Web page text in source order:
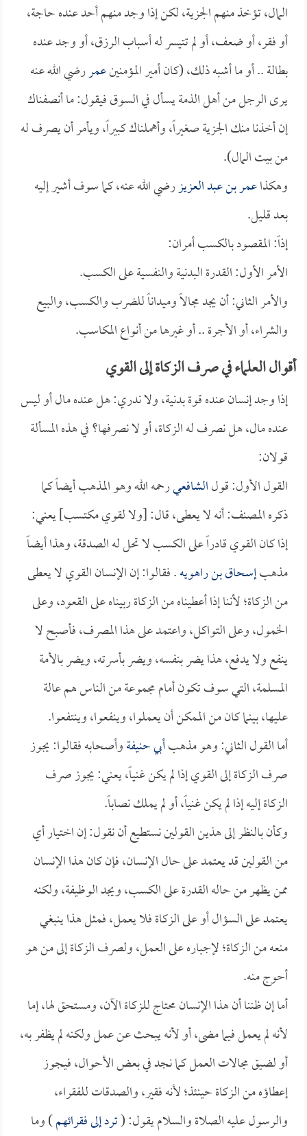
المال، تؤخذ منهم الجزية، لكن إذا وجد منهم أحد عنده حاجة،
أو فقر، أو ضعف، أو لم تتيسر له أسباب الرزق، أو وجد عنده
بطالة .. أو ما أشبه ذلك، (كان أمير المؤمنينعمررضي الله عنه
يرى الرجل من أهل الذمة يسأل في السوق فيقول: ما أنصفناك
إن أخذنا منك الجزية صغيراً، وأهملناك كبيراً، ويأمر أن يصرف له
من بيت المال).
وهكذاعمر بن عبد العزيزرضي الله عنه، كما سوف أشير إليه
بعد قليل.
إذاً: المقصود بالكسب أمران:
الأمر الأول: القدرة البدنية والنفسية على الكسب.
والأمر الثاني: أن يجد مجالاً وميداناً للضرب والكسب، والبيع
والشراء، أو الأجرة .. أو غيرها من أنواع المكاسب.
أقوال العلماء في صرف الزكاة إلى القوي
إذا وجد إنسان عنده قوة بدنية، ولا ندري: هل عنده مال أو ليس
عنده مال، هل نصرف له الزكاة، أو لا نصرفها؟ في هذه المسألة
قولان:
القول الأول: قولالشافعيرحمه الله وهو المذهب أيضاً كما
ذكره المصنف: أنه لا يعطى، قال: [ولا لقوي مكتسب] يعني:
إذا كان القوي قادراً على الكسب لا تحل له الصدقة، وهذا أيضاً
مذهبإسحاق بن راهويه. فقالوا: إن الإنسان القوي لا يعطى
من الزكاة؛ لأننا إذا أعطيناه من الزكاة ربيناه على القعود، وعلى
الخمول، وعلى التواكل، واعتمد على هذا المصرف، فأصبح لا
ينفع ولا يدفع، هذا يضر بنفسه، ويضر بأسرته، ويضر بالأمة
المسلمة، التي سوف تكون أمام مجموعة من الناس هم عالة
عليها، بينما كان من الممكن أن يعملوا، وينفعوا، وينتفعوا.
أما القول الثاني: وهو مذهبأبي حنيفةوأصحابه فقالوا: يجوز
صرف الزكاة إلى القوي إذا لم يكن غنياً، يعني: يجوز صرف
الزكاة إليه إذا لم يكن غنياً، أو لم يملك نصاباً.
وكأن بالنظر إلى هذين القولين نستطيع أن نقول: إن اختيار أي
من القولين قد يعتمد على حال الإنسان، فإن كان هذا الإنسان
ممن يظهر من حاله القدرة على الكسب، ويجد الوظيفة، ولكنه
يعتمد على السؤال أو على الزكاة فلا يعمل، فمثل هذا ينبغي
منعه من الزكاة؛ لإجباره على العمل، ولصرف الزكاة إلى من هو
أحوج منه.
أما إن ظننا أن هذا الإنسان محتاج للزكاة الآن، ومستحق لها، إما
لأنه لم يعمل فيما مضى، أو لأنه يبحث عن عمل ولكنه لم يظفر به،
أو لضيق مجالات العمل كما نجد في بعض الأحوال، فيجوز
إعطاؤه من الزكاة حينئذ؛ لأنه فقير، والصدقات للفقراء،
والرسول عليه الصلاة والسلام يقول: (ترد إلى فقرائهم) وما